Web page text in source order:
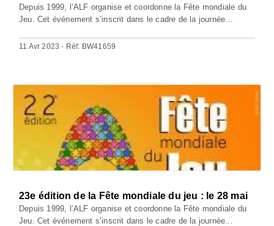
Depuis 1999, l’ALF organise et coordonne la Fête mondiale du
Jeu. Cet événement s’inscrit dans le cadre de la journée...
11 Avr 2023 - Réf: BW41659
23e édition de la Fête mondiale du jeu : le 28 mai
Depuis 1999, l’ALF organise et coordonne la Fête mondiale du
Jeu. Cet événement s’inscrit dans le cadre de la journée...